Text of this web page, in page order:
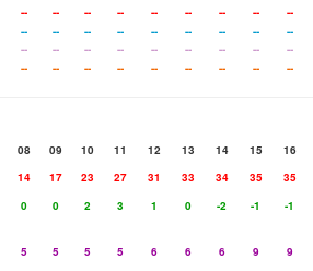
-- -- -- -- -- -- -- --
--
-- -- -- -- -- -- -- --
--
-- -- -- -- -- -- -- --
--
-- -- -- -- -- -- -- -- --
08 09 10 11 12 13 14 15
16
14 17 23 27 31 33 34 35
35
0 0 2 3 1 0 -2 -1
-1
5 5 5 5 6 6 6 9
9